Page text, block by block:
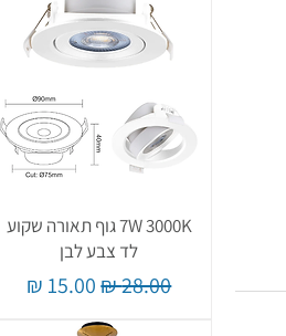
7W 3000K גוף תאורה שקוע
לד צבע לבן
מחיר רגיל‏28.00 ‏₪ מחיר מבצע